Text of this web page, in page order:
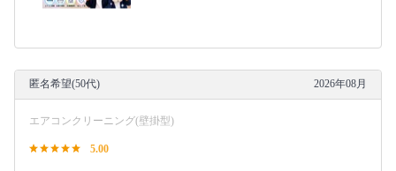
匿名希望(50代) 2026年08月
エアコンクリーニング(壁掛型)
5.00